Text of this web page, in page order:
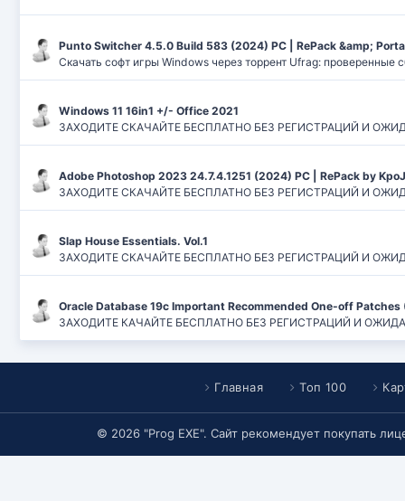
Punto Switcher 4.5.0 Build 583 (2024) РС | RePack &amp;
Скачать софт игры Windows через торрент Ufrag: проверенные
Windows 11 16in1 +/- Office 2021
ЗАХОДИТЕ СКАЧАЙТЕ БЕСПЛАТНО БЕЗ РЕГИСТРАЦИЙ И
Adobe Photoshop 2023 24.7.4.1251 (2024) PC | RePack by
ЗАХОДИТЕ СКАЧАЙТЕ БЕСПЛАТНО БЕЗ РЕГИСТРАЦИЙ И
Slap House Essentials. Vol.1
ЗАХОДИТЕ СКАЧАЙТЕ БЕСПЛАТНО БЕЗ РЕГИСТРАЦИЙ И
Oracle Database 19c Important Recommended One-off Patches
ЗАХОДИТЕ КАЧАЙТЕ БЕСПЛАТНО БЕЗ РЕГИСТРАЦИЙ И
Главная Топ 100
© 2026 "Prog EXE". Сайт рекомендует покупать